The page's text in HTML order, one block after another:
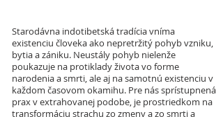
Starodávna indotibetská tradícia vníma
existenciu človeka ako nepretržitý pohyb vzniku,
bytia a zániku. Neustály pohyb nielenže
poukazuje na protiklady života vo forme
narodenia a smrti, ale aj na samotnú existenciu v
každom časovom okamihu. Pre nás sprístupnená
prax v extrahovanej podobe, je prostriedkom na
transformáciu strachu zo zmeny a zo smrti a